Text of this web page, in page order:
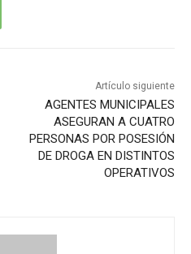
Artículo siguiente
AGENTES MUNICIPALES
ASEGURAN A CUATRO
PERSONAS POR POSESIÓN
DE DROGA EN DISTINTOS
OPERATIVOS